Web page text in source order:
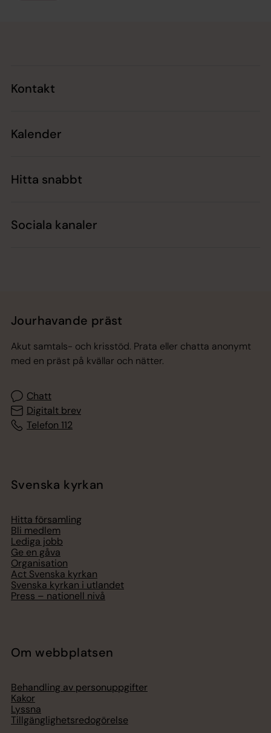
Kontakt
Kalender
Hitta snabbt
Sociala kanaler
Jourhavande präst
Akut samtals- och krisstöd. Prata eller chatta anonymt
med en präst på kvällar och nätter.
Chatt
Digitalt brev
Telefon 112
Svenska kyrkan
Hitta församling
Bli medlem
Lediga jobb
Ge en gåva
Organisation
Act Svenska kyrkan
Svenska kyrkan i utlandet
Press – nationell nivå
Om webbplatsen
Behandling av personuppgifter
Kakor
Lyssna
Tillgänglighetsredogörelse